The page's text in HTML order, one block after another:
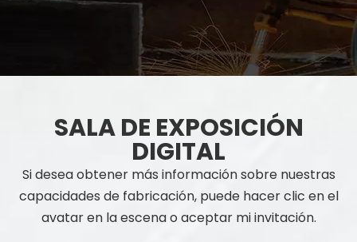
SALA DE EXPOSICIÓN
DIGITAL
Si desea obtener más información sobre nuestras
capacidades de fabricación, puede hacer clic en el
avatar en la escena o aceptar mi invitación.